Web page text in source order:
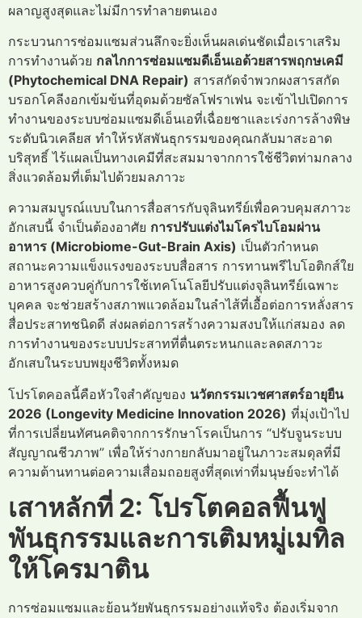
ผลาญสูงสุดและไม่มีการทำลายตนเอง
กระบวนการซ่อมแซมส่วนลึกจะยิ่งเห็นผลเด่นชัดเมื่อเราเสริม
การทำงานด้วย กลไกการซ่อมแซมดีเอ็นเอด้วยสารพฤกษเคมี
(Phytochemical DNA Repair) สารสกัดจำพวกผงสารสกัด
บรอกโคลีงอกเข้มข้นที่อุดมด้วยซัลโฟราเฟน จะเข้าไปเปิดการ
ทำงานของระบบซ่อมแซมดีเอ็นเอที่เฉื่อยชาและเร่งการล้างพิษ
ระดับนิวเคลียส ทำให้รหัสพันธุกรรมของคุณกลับมาสะอาด
บริสุทธิ์ ไร้แผลเป็นทางเคมีที่สะสมมาจากการใช้ชีวิตท่ามกลาง
สิ่งแวดล้อมที่เต็มไปด้วยมลภาวะ
ความสมบูรณ์แบบในการสื่อสารกับจุลินทรีย์เพื่อควบคุมสภาวะ
อักเสบนี้ จำเป็นต้องอาศัย การปรับแต่งไมโครไบโอมผ่าน
อาหาร (Microbiome-Gut-Brain Axis) เป็นตัวกำหนด
สถานะความแข็งแรงของระบบสื่อสาร การทานพรีไบโอติกส์ใย
อาหารสูงควบคู่กับการใช้เทคโนโลยีปรับแต่งจุลินทรีย์เฉพาะ
บุคคล จะช่วยสร้างสภาพแวดล้อมในลำไส้ที่เอื้อต่อการหลั่งสาร
สื่อประสาทชนิดดี ส่งผลต่อการสร้างความสงบให้แก่สมอง ลด
การทำงานของระบบประสาทที่ตื่นตระหนกและลดสภาวะ
อักเสบในระบบพยุงชีวิตทั้งหมด
โปรโตคอลนี้คือหัวใจสำคัญของ นวัตกรรมเวชศาสตร์อายุยืน
2026 (Longevity Medicine Innovation 2026) ที่มุ่งเป้าไป
ที่การเปลี่ยนทัศนคติจากการรักษาโรคเป็นการ “ปรับจูนระบบ
สัญญาณชีวภาพ” เพื่อให้ร่างกายกลับมาอยู่ในภาวะสมดุลที่มี
ความต้านทานต่อความเสื่อมถอยสูงที่สุดเท่าที่มนุษย์จะทำได้
เสาหลักที่ 2: โปรโตคอลฟื้นฟู
พันธุกรรมและการเติมหมู่เมทิล
ให้โครมาติน
การซ่อมแซมและย้อนวัยพันธุกรรมอย่างแท้จริง ต้องเริ่มจาก